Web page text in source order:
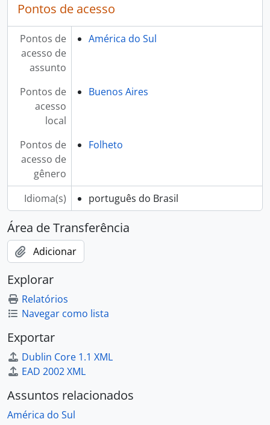
Pontos de acesso
Pontos de
acesso de
assunto
América do Sul
Pontos de
acesso
local
Buenos Aires
Pontos de
acesso de
gênero
Folheto
Idioma(s) português do Brasil
Área de Transferência
Adicionar
Explorar
Relatórios
Navegar como lista
Exportar
Dublin Core 1.1 XML
EAD 2002 XML
Assuntos relacionados
América do Sul